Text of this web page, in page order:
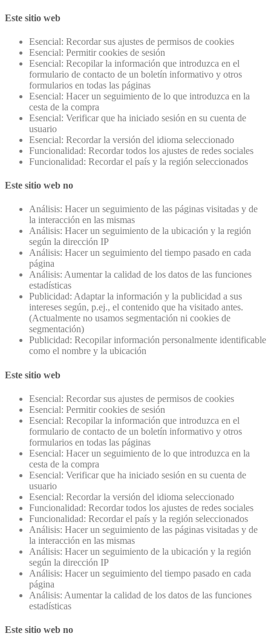
Este sitio web
Esencial: Recordar sus ajustes de permisos de cookies
Esencial: Permitir cookies de sesión
Esencial: Recopilar la información que introduzca en el
formulario de contacto de un boletín informativo y otros
formularios en todas las páginas
Esencial: Hacer un seguimiento de lo que introduzca en la
cesta de la compra
Esencial: Verificar que ha iniciado sesión en su cuenta de
usuario
Esencial: Recordar la versión del idioma seleccionado
Funcionalidad: Recordar todos los ajustes de redes sociales
Funcionalidad: Recordar el país y la región seleccionados
Este sitio web no
Análisis: Hacer un seguimiento de las páginas visitadas y de
la interacción en las mismas
Análisis: Hacer un seguimiento de la ubicación y la región
según la dirección IP
Análisis: Hacer un seguimiento del tiempo pasado en cada
página
Análisis: Aumentar la calidad de los datos de las funciones
estadísticas
Publicidad: Adaptar la información y la publicidad a sus
intereses según, p.ej., el contenido que ha visitado antes.
(Actualmente no usamos segmentación ni cookies de
segmentación)
Publicidad: Recopilar información personalmente identificable
como el nombre y la ubicación
Este sitio web
Esencial: Recordar sus ajustes de permisos de cookies
Esencial: Permitir cookies de sesión
Esencial: Recopilar la información que introduzca en el
formulario de contacto de un boletín informativo y otros
formularios en todas las páginas
Esencial: Hacer un seguimiento de lo que introduzca en la
cesta de la compra
Esencial: Verificar que ha iniciado sesión en su cuenta de
usuario
Esencial: Recordar la versión del idioma seleccionado
Funcionalidad: Recordar todos los ajustes de redes sociales
Funcionalidad: Recordar el país y la región seleccionados
Análisis: Hacer un seguimiento de las páginas visitadas y de
la interacción en las mismas
Análisis: Hacer un seguimiento de la ubicación y la región
según la dirección IP
Análisis: Hacer un seguimiento del tiempo pasado en cada
página
Análisis: Aumentar la calidad de los datos de las funciones
estadísticas
Este sitio web no